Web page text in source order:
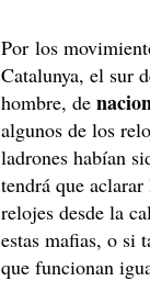
Por los
Catalunya, el sur
hombre, de
algunos de los
ladrones habían
tendrá que
relojes desde la
estas mafias, o si
que funcionan